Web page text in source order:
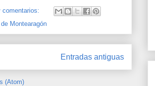
comentarios:
de Montearagón
Entradas antiguas
(Atom)